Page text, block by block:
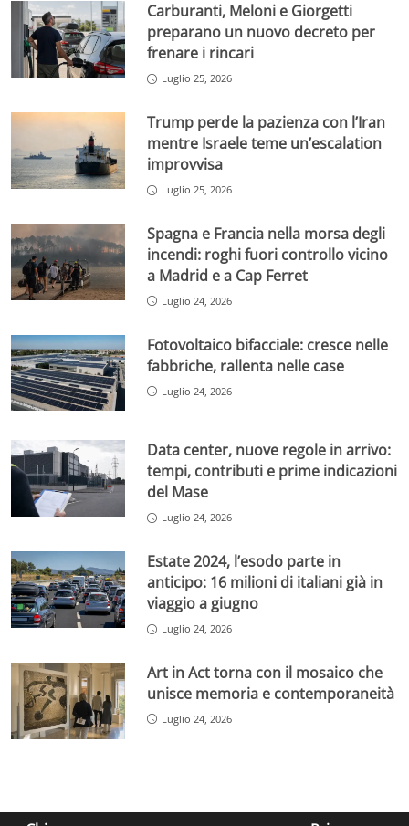
Carburanti, Meloni e Giorgetti
preparano un nuovo decreto per
frenare i rincari
Luglio 25, 2026
Trump perde la pazienza con l’Iran
mentre Israele teme un’escalation
improvvisa
Luglio 25, 2026
Spagna e Francia nella morsa degli
incendi: roghi fuori controllo vicino
a Madrid e a Cap Ferret
Luglio 24, 2026
Fotovoltaico bifacciale: cresce nelle
fabbriche, rallenta nelle case
Luglio 24, 2026
Data center, nuove regole in arrivo:
tempi, contributi e prime indicazioni
del Mase
Luglio 24, 2026
Estate 2024, l’esodo parte in
anticipo: 16 milioni di italiani già in
viaggio a giugno
Luglio 24, 2026
Art in Act torna con il mosaico che
unisce memoria e contemporaneità
Luglio 24, 2026